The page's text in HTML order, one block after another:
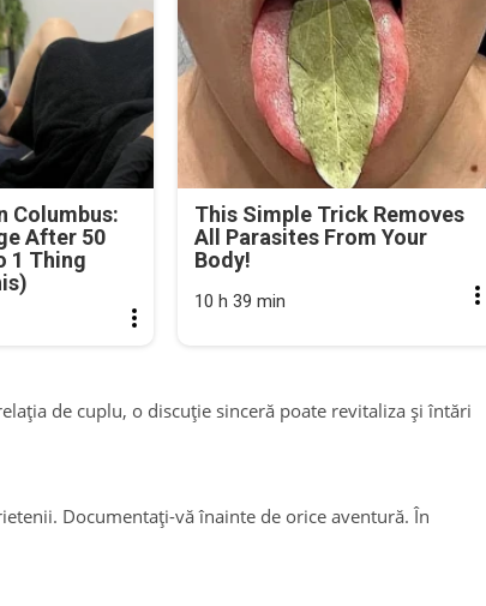
Columbus:
After 50
1 Thing
This Simple Trick Removes
All Parasites From Your
Body!
10 h 39 min
de cuplu, o discuție sinceră poate revitaliza și întări
Documentați-vă înainte de orice aventură. În